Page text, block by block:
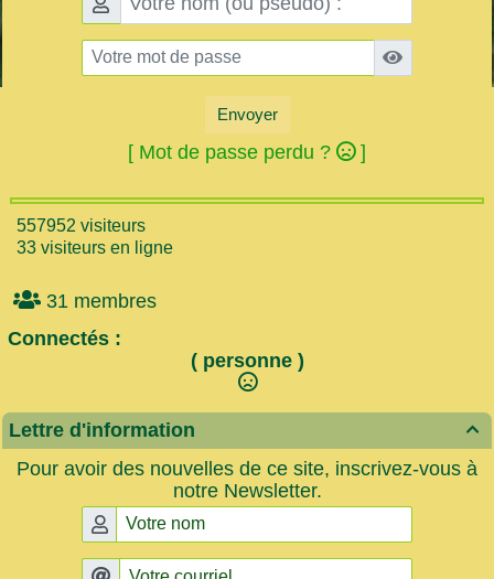
Envoyer
[ Mot de passe perdu ? ]
557952 visiteurs
33 visiteurs en ligne
31 membres
Connectés :
( personne )

Lettre d'information
Pour avoir des nouvelles de ce site, inscrivez-vous à
notre Newsletter.